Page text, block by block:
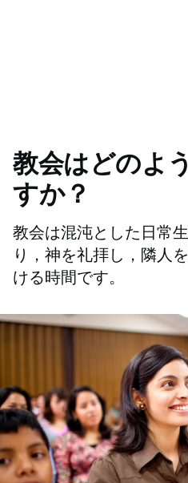
教会はどのよ
すか？
教会は混沌とした日常
り，神を礼拝し，隣人
ける時間です。